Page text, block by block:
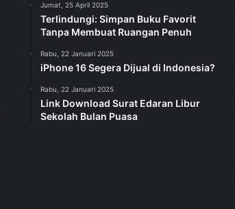
Jumat, 25 April 2025
Terlindungi: Simpan Buku Favorit
Tanpa Membuat Ruangan Penuh
Rabu, 22 Januari 2025
iPhone 16 Segera Dijual di Indonesia?
Rabu, 22 Januari 2025
Link Download Surat Edaran Libur
Sekolah Bulan Puasa